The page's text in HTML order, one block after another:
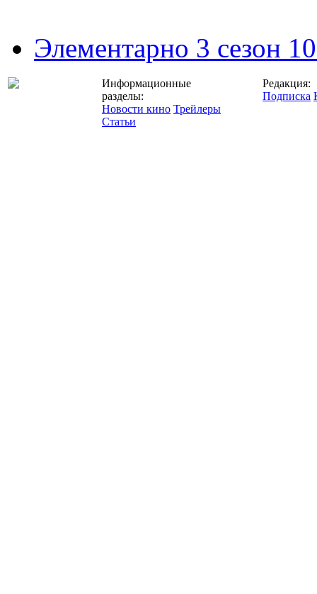
Элементарно 3 сезон
Информационные
разделы:
Новости кино Трейлеры
Статьи
Редакция:
Подписка